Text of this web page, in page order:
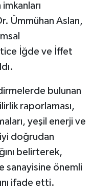
Ümmühan Aslan,
İğde ve İffet
bulunan
raporlaması,
yeşil enerji ve
doğrudan
belirterek,
sanayisine önemli
ifade etti.